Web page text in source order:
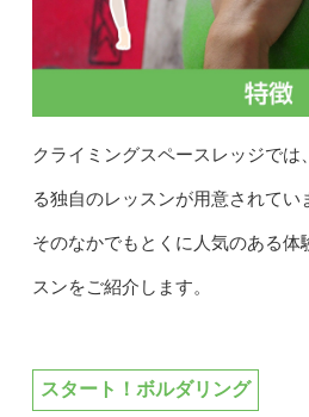
クライミングスペースレッジで
る独自のレッスンが用意されてい
そのなかでもとくに人気のある体
スンをご紹介します。
スタート！ボルダリング